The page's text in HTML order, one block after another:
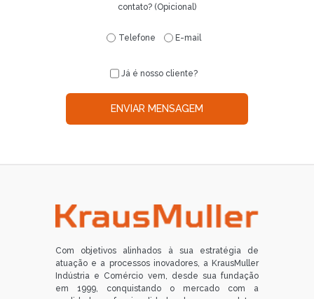
contato? (Opicional)
Telefone E-mail
Já é nosso cliente?
ENVIAR MENSAGEM
Com objetivos alinhados à sua estratégia de
atuação e a processos inovadores, a KrausMuller
Indústria e Comércio vem, desde sua fundação
em 1999, conquistando o mercado com a